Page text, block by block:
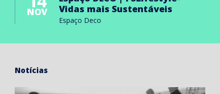
NOV
Vidas mais Sustentáveis
Espaço Deco
Notícias